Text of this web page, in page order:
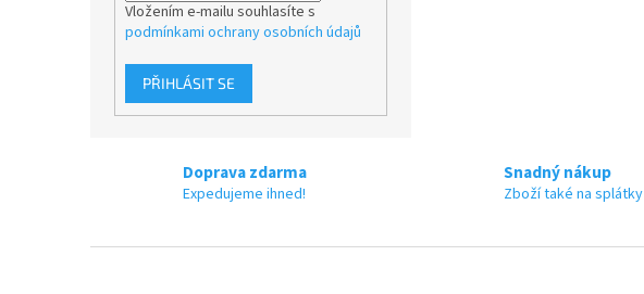
Vložením e-mailu souhlasíte s
podmínkami ochrany osobních údajů
PŘIHLÁSIT SE
Doprava zdarma
Expedujeme ihned!
Snadný nákup
Zboží také na splátky